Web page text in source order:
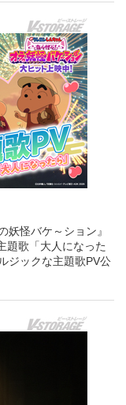
妖怪バケ～ション』
題歌「大人になった
ジックな主題歌PV公